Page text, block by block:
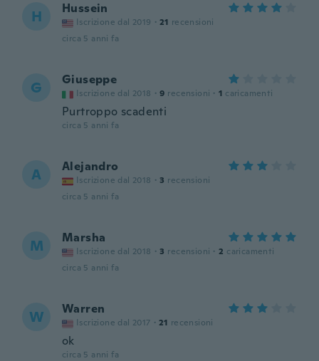
H Hussein
Iscrizione dal 2019 · 21 recensioni
circa 5 anni fa
G Giuseppe
Iscrizione dal 2018 · 9 recensioni · 1 caricamenti
Purtroppo scadenti
circa 5 anni fa
A Alejandro
Iscrizione dal 2018 · 3 recensioni
circa 5 anni fa
M Marsha
Iscrizione dal 2018 · 3 recensioni · 2 caricamenti
circa 5 anni fa
W Warren
Iscrizione dal 2017 · 21 recensioni
ok
circa 5 anni fa